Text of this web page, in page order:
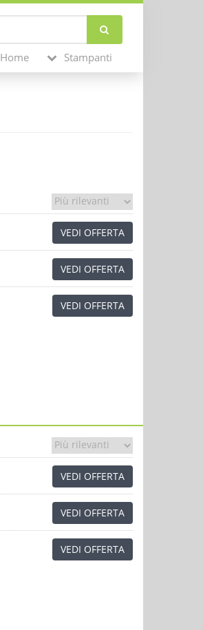
Home Stampanti
VEDI OFFERTA
VEDI OFFERTA
VEDI OFFERTA
VEDI OFFERTA
VEDI OFFERTA
VEDI OFFERTA